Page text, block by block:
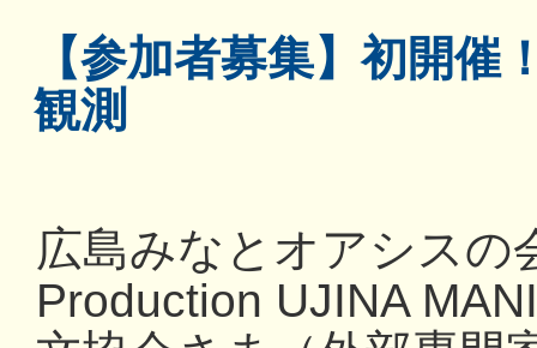
【参加者募集】初開
観測
広島みなとオアシスの
Production UJINA